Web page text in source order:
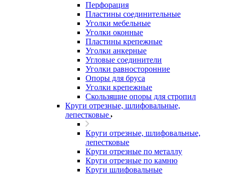
Перфорация
Пластины соединительные
Уголки мебельные
Уголки оконные
Пластины крепежные
Уголки анкерные
Угловые соединители
Уголки равносторонние
Опоры для бруса
Уголки крепежные
Скользящие опоры для стропил
Круги отрезные, шлифовальные,
лепестковые
Круги отрезные, шлифовальные,
лепестковые
Круги отрезные по металлу
Круги отрезные по камню
Круги шлифовальные